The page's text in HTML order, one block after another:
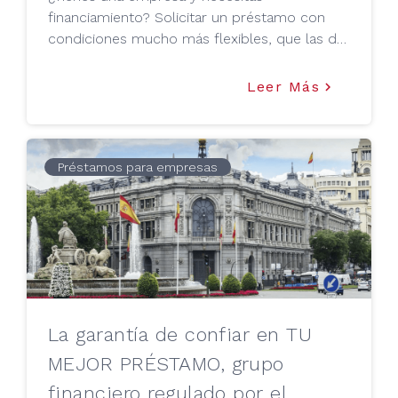
financiamiento? Solicitar un préstamo con
condiciones mucho más flexibles, que las de
préstamos de capital privado como Tu Mejor
Leer Más keyboard_arrow_right
Préstamos para empresas
La garantía de confiar en TU
MEJOR PRÉSTAMO, grupo
financiero regulado por el